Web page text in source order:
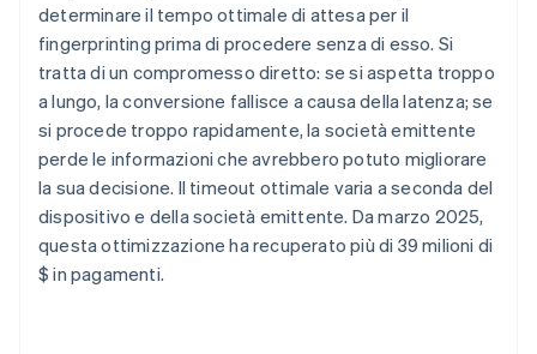
determinare il tempo ottimale di attesa per il
fingerprinting prima di procedere senza di esso. Si
tratta di un compromesso diretto: se si aspetta troppo
a lungo, la conversione fallisce a causa della latenza; se
si procede troppo rapidamente, la società emittente
perde le informazioni che avrebbero potuto migliorare
la sua decisione. Il timeout ottimale varia a seconda del
dispositivo e della società emittente. Da marzo 2025,
questa ottimizzazione ha recuperato più di 39 milioni di
$ in pagamenti.